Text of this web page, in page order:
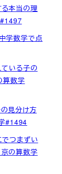
本当の理
学数学で点
ている子の
算数学
見分け方
#1494
でつまずい
の算数学